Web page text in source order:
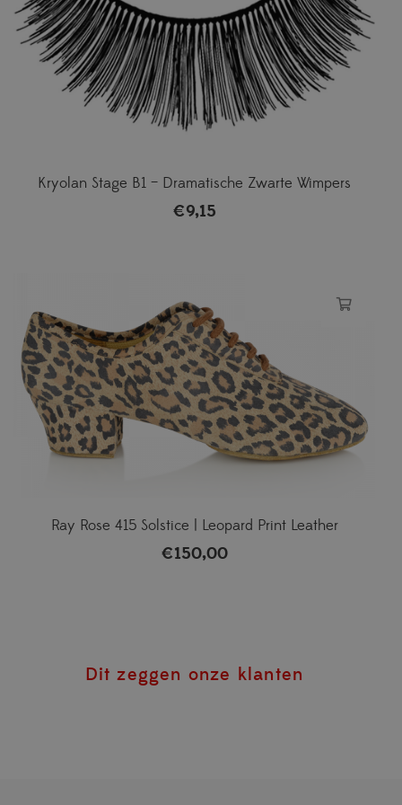
Kryolan Stage B1 – Dramatische Zwarte Wimpers
€9,15
Ray Rose 415 Solstice | Leopard Print Leather
€150,00
Dit zeggen onze klanten